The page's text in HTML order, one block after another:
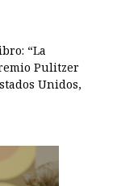
“La
Pulitzer
Unidos,